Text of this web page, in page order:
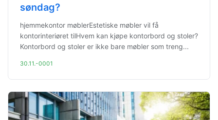
søndag?
hjemmekontor møblerEstetiske møbler vil få
kontorinteriøret tilHvem kan kjøpe kontorbord og stoler?
Kontorbord og stoler er ikke bare møbler som treng...
30.11.-0001